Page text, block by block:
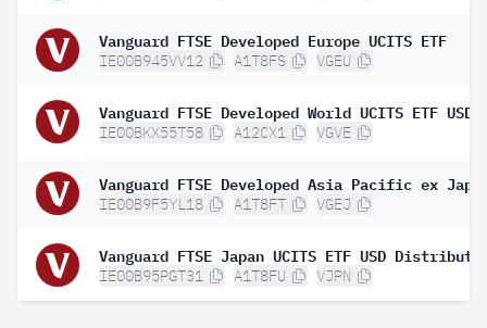
Vanguard FTSE Developed Europe UCITS ETF
IE00B945VV12 A1T8FS VGEU
IE00BKX55T58 A12CX1 VGVE
IE00B9F5YL18 A1T8FT VGEJ
Vanguard FTSE Japan UCITS ETF USD
IE00B95PGT31 A1T8FU VJPN